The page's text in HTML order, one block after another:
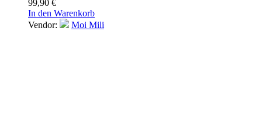
99,90 €
In den Warenkorb
Vendor:
Moi Mili